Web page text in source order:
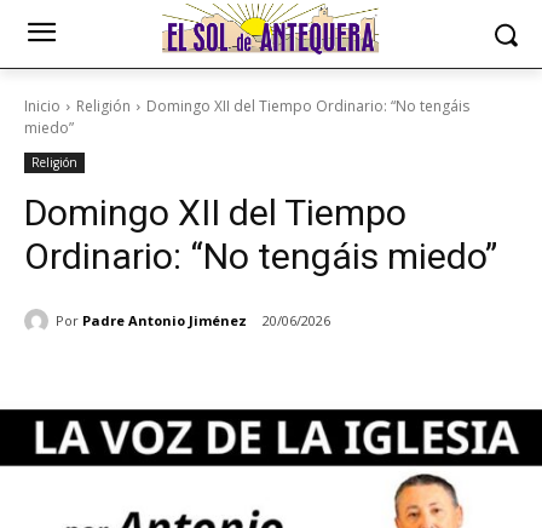
Inicio Religión
Domingo XII del Tiempo Ordinario: “No tengáis
miedo”
Religión
Domingo XII del Tiempo
Ordinario: “No tengáis miedo”
Por Padre Antonio Jiménez 20/06/2026